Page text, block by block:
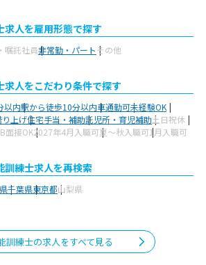
求人を雇用形態で探す
嘱託社員非常勤・パートその他
求人をこだわり条件で探す
以内駅から徒歩10分以内車通勤可未経験OK
り上げ住宅手当・補助託児所・育児補助土日祝休
面接OK2027年4月入職可夏～秋入職可1月入職可
訓練士求人を再検索
千葉県東京都山梨県
訓練士の求人をすべて見る